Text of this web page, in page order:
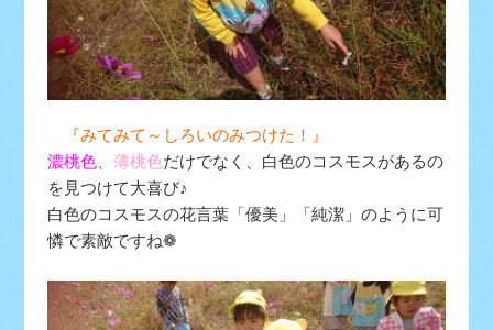
『みてみて～しろいのみつけた！』
濃桃色、 薄桃色だけでなく、 白色のコスモスがあるの
を見つけて大喜び♪
白色のコスモスの花言葉「優美」「純潔」のように可
憐で素敵ですね❁